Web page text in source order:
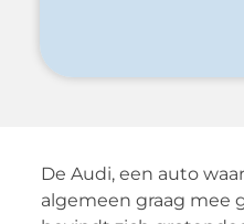
De Audi, een auto
algemeen graag mee